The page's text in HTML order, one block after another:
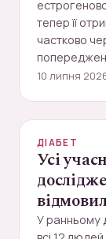
тепер її
частково
10 липня
ДІАБЕТ
Усі
У ранньому